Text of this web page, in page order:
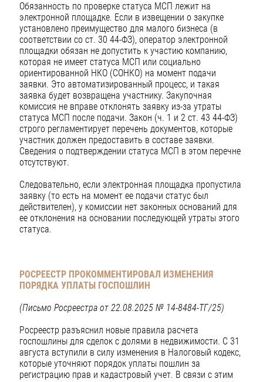
Обязанность по проверке статуса МСП лежит на
электронной площадке. Если в извещении о закупке
установлено преимущество для малого бизнеса (в
соответствии со ст. 30 44-ФЗ), оператор электронной
площадки обязан не допустить к участию компанию,
которая не имеет статуса МСП или социально
ориентированной НКО (СОНКО) на момент подачи
заявки. Это автоматизированный процесс, и такая
заявка будет возвращена участнику. Закупочная
комиссия не вправе отклонять заявку из-за утраты
статуса МСП после подачи. Закон (ч. 1 и 2 ст. 43 44-ФЗ)
строго регламентирует перечень документов, которые
участник должен предоставить в составе заявки.
Сведения о подтверждении статуса МСП в этом перечне
отсутствуют.
Следовательно, если электронная площадка пропустила
заявку (то есть на момент ее подачи статус был
действителен), у комиссии нет законных оснований для
ее отклонения на основании последующей утраты этого
статуса.
РОСРЕЕСТР ПРОКОММЕНТИРОВАЛ ИЗМЕНЕНИЯ
ПОРЯДКА УПЛАТЫ ГОСПОШЛИН
(Письмо Росреестра от 22.08.2025 № 14-8484-ТГ/25)
Росреестр разъяснил новые правила расчета
госпошлины для сделок с долями в недвижимости. С 31
августа вступили в силу изменения в Налоговый кодекс,
которые уточняют порядок уплаты пошлин за
регистрацию прав и кадастровый учет. В связи с этим